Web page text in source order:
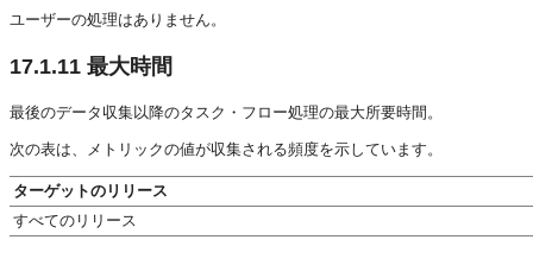
ユーザーの処理はありません。
17.1.11 最大時間
最後のデータ収集以降のタスク・フロー処理の最大所要時間。
次の表は、メトリックの値が収集される頻度を示しています。
ターゲットのリリース
すべてのリリース